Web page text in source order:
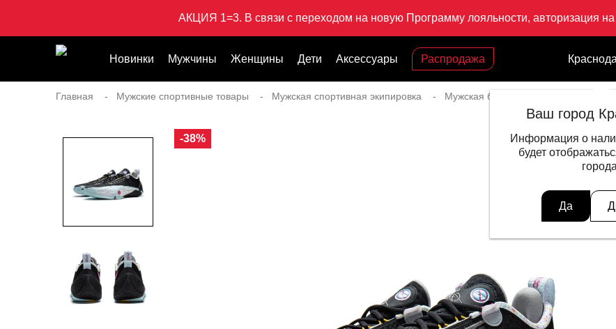
АКЦИЯ 1=3. В связи с переходом на новую Программу лояльности, авторизация на
Новинки Мужчины Женщины Дети Аксессуары Распродажа
Ваш город
Информация о
будет
Да
Главная Мужские спортивные товары Мужская спортивная экипировка Мужская баскетбольная экипировка
-38%